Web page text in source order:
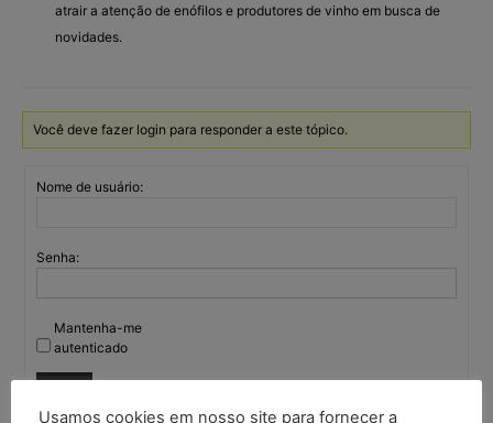
atrair a atenção de enófilos e produtores de vinho em busca de
novidades.
Você deve fazer login para responder a este tópico.
Nome de usuário:
Senha:
Mantenha-me
autenticado
Usamos cookies em nosso site para fornecer a